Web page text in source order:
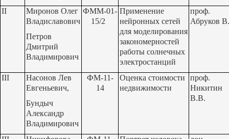
II
Миронов Олег
Владиславович
Петров
Дмитрий
Владимирович
ФММ-01-
15/2
Применение
нейронных сетей
для моделирования
закономерностей
работы солнечных
электростанций
проф.
Абруков
III
Насонов Лев
Евгеньевич,
Бундыч
Александр
Владимирович
ФМ-11-
14
Оценка стоимости
недвижимости
проф.
Никитин
В.В.